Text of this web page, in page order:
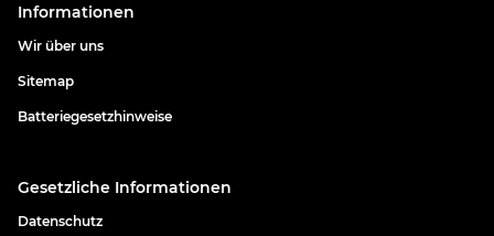
Informationen
Wir über uns
Sitemap
Batteriegesetzhinweise
Gesetzliche Informationen
Datenschutz